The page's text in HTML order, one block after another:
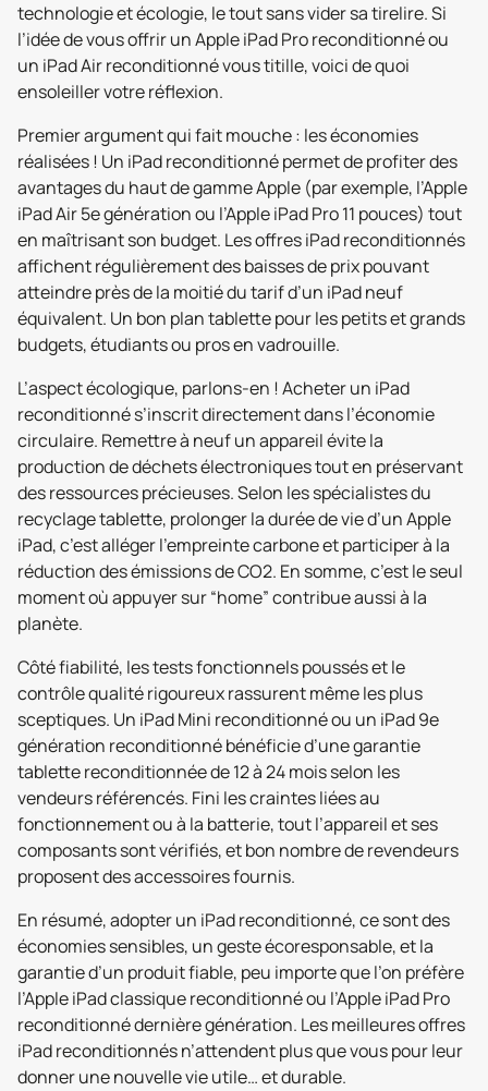
technologie et écologie, le tout sans vider sa tirelire. Si
l’idée de vous offrir un Apple iPad Pro reconditionné ou
un iPad Air reconditionné vous titille, voici de quoi
ensoleiller votre réflexion.
Premier argument qui fait mouche : les économies
réalisées ! Un iPad reconditionné permet de profiter des
avantages du haut de gamme Apple (par exemple, l’Apple
iPad Air 5e génération ou l’Apple iPad Pro 11 pouces) tout
en maîtrisant son budget. Les offres iPad reconditionnés
affichent régulièrement des baisses de prix pouvant
atteindre près de la moitié du tarif d’un iPad neuf
équivalent. Un bon plan tablette pour les petits et grands
budgets, étudiants ou pros en vadrouille.
L’aspect écologique, parlons-en ! Acheter un iPad
reconditionné s’inscrit directement dans l’économie
circulaire. Remettre à neuf un appareil évite la
production de déchets électroniques tout en préservant
des ressources précieuses. Selon les spécialistes du
recyclage tablette, prolonger la durée de vie d’un Apple
iPad, c’est alléger l’empreinte carbone et participer à la
réduction des émissions de CO2. En somme, c’est le seul
moment où appuyer sur “home” contribue aussi à la
planète.
Côté fiabilité, les tests fonctionnels poussés et le
contrôle qualité rigoureux rassurent même les plus
sceptiques. Un iPad Mini reconditionné ou un iPad 9e
génération reconditionné bénéficie d’une garantie
tablette reconditionnée de 12 à 24 mois selon les
vendeurs référencés. Fini les craintes liées au
fonctionnement ou à la batterie, tout l’appareil et ses
composants sont vérifiés, et bon nombre de revendeurs
proposent des accessoires fournis.
En résumé, adopter un iPad reconditionné, ce sont des
économies sensibles, un geste écoresponsable, et la
garantie d’un produit fiable, peu importe que l’on préfère
l’Apple iPad classique reconditionné ou l’Apple iPad Pro
reconditionné dernière génération. Les meilleures offres
iPad reconditionnés n’attendent plus que vous pour leur
donner une nouvelle vie utile… et durable.